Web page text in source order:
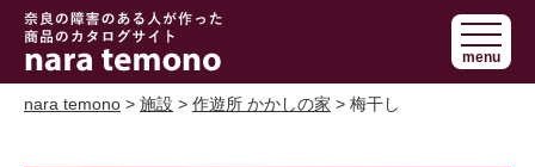
奈良で障害の
ある人の手作
り商品 nara
menu
nara temono > 施設 > 作遊所 かかしの家 > 梅干し